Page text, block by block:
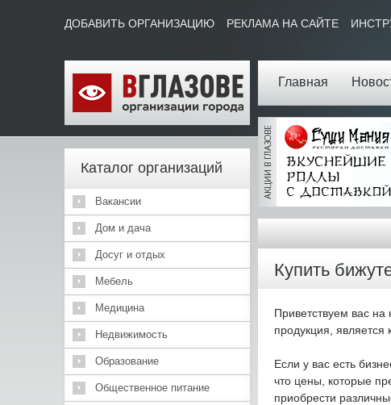
Главная
ДОБАВИТЬ ОРГАНИЗАЦИЮ РЕКЛАМА НА САЙТЕ
Каталог организаций
Вакансии
Дом и дача
Досуг и отдых
Мебель
Медицина
Недвижимость
Образование
Общественное питание
Купить
Приветствуем вас
продукция, является
Если у вас есть
что цены, которые
приобрести